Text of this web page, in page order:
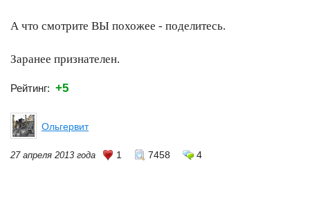
А что смотрите ВЫ похожее - поделитесь.
Заранее признателен.
Рейтинг: +5
Ольгервит
27 апреля 2013 года 1 7458 4